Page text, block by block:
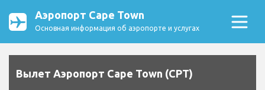
Аэропорт Cape Town
Основная информация об аэропорте и услугах
Вылет Аэропорт Cape Town (CPT)